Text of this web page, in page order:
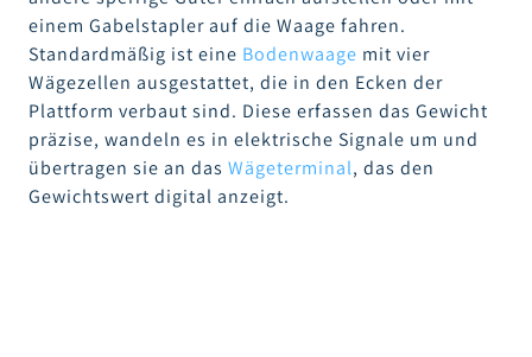
einem Gabelstapler auf die Waage fahren.
Standardmäßig ist eine Bodenwaage mit vier
Wägezellen ausgestattet, die in den Ecken der
Plattform verbaut sind. Diese erfassen das Gewicht
präzise, wandeln es in elektrische Signale um und
übertragen sie an das Wägeterminal, das den
Gewichtswert digital anzeigt.